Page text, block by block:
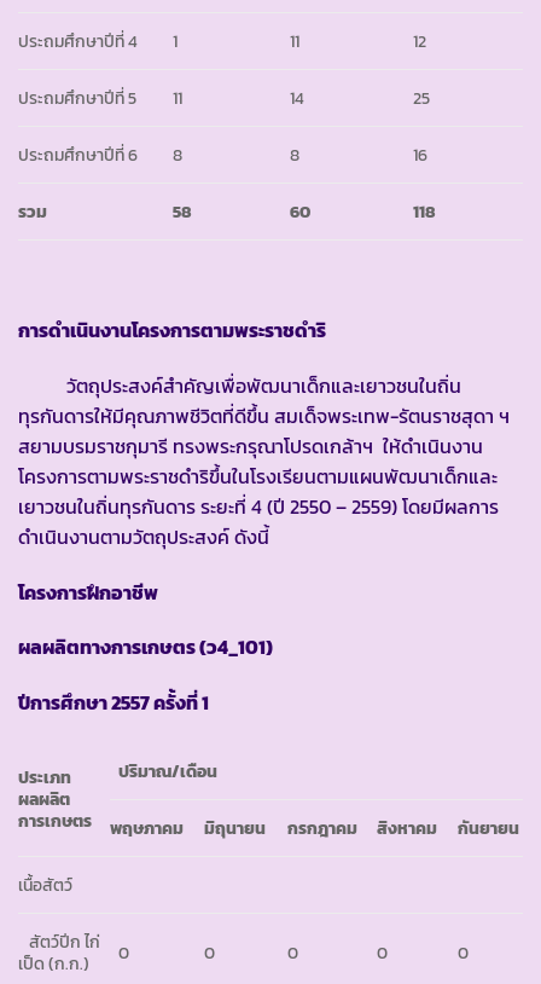
ประถมศึกษาปีที่ 4 1 11 12
ประถมศึกษาปีที่ 5 11 14 25
ประถมศึกษาปีที่ 6 8 8 16
รวม 58 60 118
การดำเนินงานโครงการตามพระราชดำริ
วัตถุประสงค์สำคัญเพื่อพัฒนาเด็กและเยาวชนในถิ่น
ทุรกันดารให้มีคุณภาพชีวิตที่ดีขึ้น สมเด็จพระเทพ-รัตนราชสุดา ฯ
สยามบรมราชกุมารี ทรงพระกรุณาโปรดเกล้าฯ ให้ดำเนินงาน
โครงการตามพระราชดำริขึ้นในโรงเรียนตามแผนพัฒนาเด็กและ
เยาวชนในถิ่นทุรกันดาร ระยะที่ 4 (ปี 2550 – 2559) โดยมีผลการ
ดำเนินงานตามวัตถุประสงค์ ดังนี้
โครงการฝึกอาชีพ
ผลผลิตทางการเกษตร(ว4_101)
ปีการศึกษา2557 ครั้งที่ 1
ประเภท
ผลผลิต
การเกษตร
ปริมาณ/เดือน
พฤษภาคม มิถุนายน กรกฎาคม สิงหาคม กันยายน
เนื้อสัตว์
สัตว์ปีก ไก่
เป็ด (ก.ก.)
0 0 0 0 0